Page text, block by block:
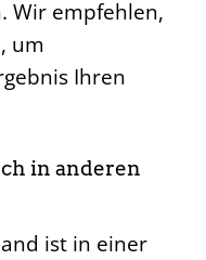
Wir empfehlen,
um
Ihren
in anderen
ist in einer